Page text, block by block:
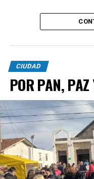
CIUDAD
POR PAN,